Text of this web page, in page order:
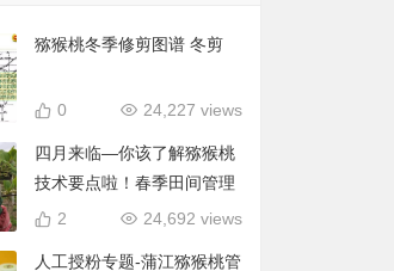
猕猴桃冬季修剪图谱 冬剪
24,227 views
0
四月来临—你该了解猕猴桃
技术要点啦！春季田间管理
24,692 views
2
人工授粉专题-蒲江猕猴桃管